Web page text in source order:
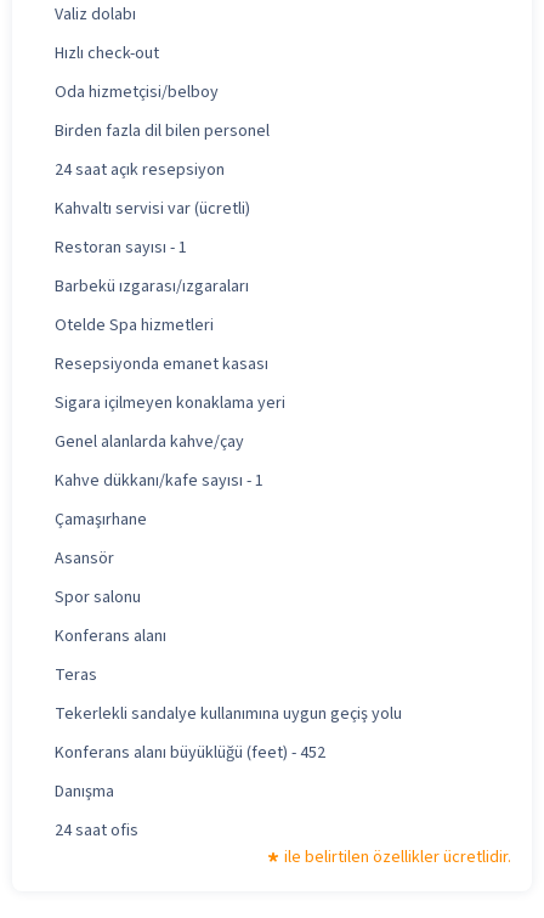
Valiz dolabı
Hızlı check-out
Oda hizmetçisi/belboy
Birden fazla dil bilen personel
24 saat açık resepsiyon
Kahvaltı servisi var (ücretli)
Restoran sayısı - 1
Barbekü ızgarası/ızgaraları
Otelde Spa hizmetleri
Resepsiyonda emanet kasası
Sigara içilmeyen konaklama yeri
Genel alanlarda kahve/çay
Kahve dükkanı/kafe sayısı - 1
Çamaşırhane
Asansör
Spor salonu
Konferans alanı
Teras
Tekerlekli sandalye kullanımına uygun geçiş yolu
Konferans alanı büyüklüğü (feet) - 452
Danışma
24 saat ofis
ile belirtilen özellikler ücretlidir.